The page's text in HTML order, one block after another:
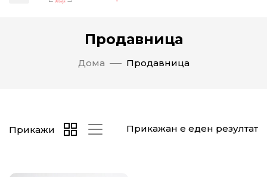
Продавница
Дома Продавница
Прикажан е еден резултат
Прикажи